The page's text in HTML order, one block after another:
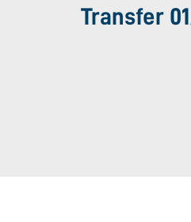
Transfer